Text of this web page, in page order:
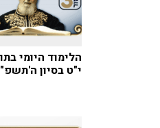
הלימוד היומי
י"ט בסיון